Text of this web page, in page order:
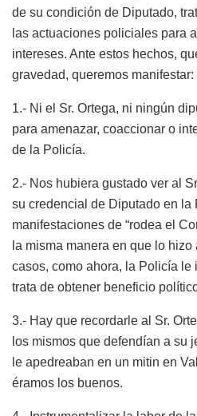
de su condición de Diputado,
las actuaciones policiales para
intereses. Ante estos hechos,
gravedad, queremos manifestar:
1.- Ni el Sr. Ortega, ni ningún
para amenazar, coaccionar o
de la Policía.
2.- Nos hubiera gustado ver al
su credencial de Diputado en
manifestaciones de “rodea el
la misma manera en que lo
casos, como ahora, la Policía le
trata de obtener beneficio
3.- Hay que recordarle al Sr.
los mismos que defendían a su
le apedreaban en un mitin en
éramos los buenos.